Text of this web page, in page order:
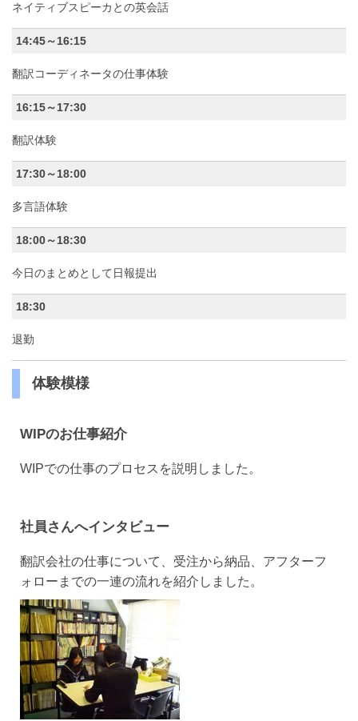
ネイティブスピーカとの英会話
14:45～16:15
翻訳コーディネータの仕事体験
16:15～17:30
翻訳体験
17:30～18:00
多言語体験
18:00～18:30
今日のまとめとして日報提出
18:30
退勤
体験模様
WIPのお仕事紹介
WIPでの仕事のプロセスを説明しました。
社員さんへインタビュー
翻訳会社の仕事について、受注から納品、アフターフ
ォローまでの一連の流れを紹介しました。